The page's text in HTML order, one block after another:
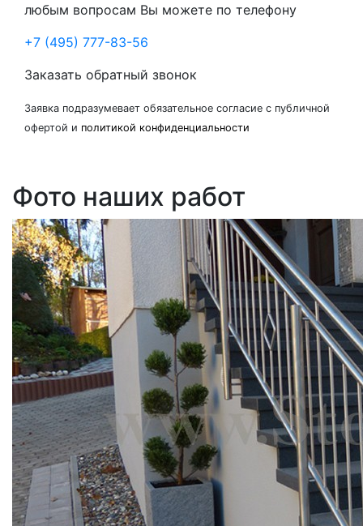
любым вопросам Вы можете по телефону
+7 (495) 777-83-56
Заказать обратный звонок
Заявка подразумевает обязательное согласие с публичной
офертой и политикой конфиденциальности
Фото наших работ